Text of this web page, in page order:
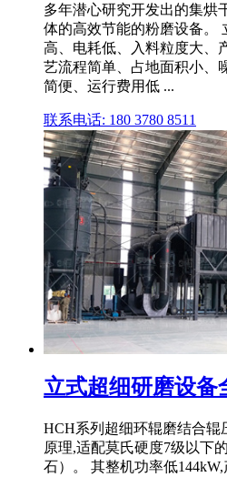
多年潜心研究开发出的集烘
体的高效节能的粉磨设备。
高、电耗低、入料粒度大、
艺流程简单、占地面积小、
简便、运行费用低 ...
联系电话: 180 3780 8511
立式超细研磨设备
HCH系列超细环辊磨结合
原理,适配莫氏硬度7级以下
石）。 其整机功率低